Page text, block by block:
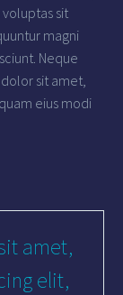
sit
magni
Neque
sit amet,
eius modi
amet,
elit,